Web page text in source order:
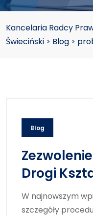
Kancelaria Radcy
Świeciński > Blog >
Blog
Drogi
W najnowszym
szczegóły